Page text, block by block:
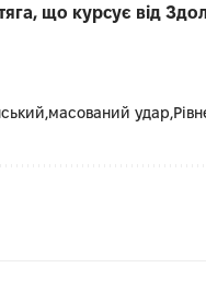
що курсує від
масований удар